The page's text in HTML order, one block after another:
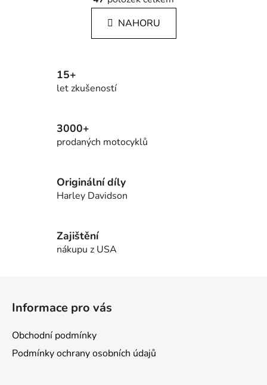
O
v
l
v
k
n
k
NAHORU
15+
let zkušeností
3000+
prodaných motocyklů
Originální díly
Harley Davidson
Zajištění
nákupu z USA
Informace pro vás
Obchodní podmínky
Podmínky ochrany osobních údajů